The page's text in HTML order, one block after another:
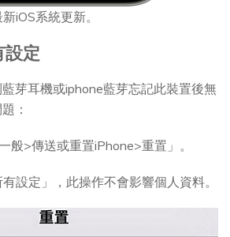
iOS系統更新。
設定
芽耳機或iphone藍芽忘記此裝置後無
：
般>傳送或重置iPhone>重置」。
設定」，此操作不會影響個人資料。